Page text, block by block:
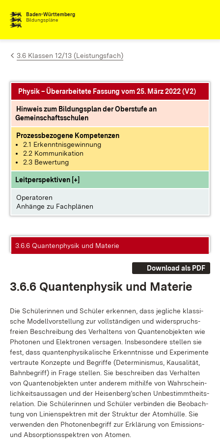
Zum Inhalt springen
Baden-Württemberg
Bildungspläne
3.6 Klassen 12/13 (Leistungsfach)
Physik – Überarbeitete Fassung vom 25. März 2022 (V2)
Hinweis zum Bildungsplan der Oberstufe an
Gemeinschaftsschulen
Prozessbezogene Kompetenzen
2.1 Erkenntnisgewinnung
2.2 Kommunikation
2.3 Bewertung
Leitperspektiven [+]
Operatoren
Anhänge zu Fachplänen
3.6.6 Quantenphysik und Materie
Download als PDF
3.6.6 Quan­ten­phy­sik und Ma­te­rie
Die Schü­le­rin­nen und Schü­ler er­ken­nen, dass jeg­li­che klas­si­
sche Mo­dell­vor­stel­lung zur voll­stän­di­gen und wi­der­spruchs­
frei­en Be­schrei­bung des Ver­hal­tens von Quan­ten­ob­jek­ten wie
Pho­to­nen und Elek­tro­nen ver­sa­gen. Ins­be­son­de­re stel­len sie
fest, dass quan­ten­phy­si­ka­li­sche Er­kennt­nis­se und Ex­pe­ri­men­te
ver­trau­te Kon­zep­te und Be­grif­fe (De­ter­mi­nis­mus, Kau­sa­li­tät,
Bahn­be­griff) in Fra­ge stel­len. Sie be­schrei­ben das Ver­hal­ten
von Quan­ten­ob­jek­ten un­ter an­de­rem mit­hil­fe von Wahr­schein­
lich­keits­aus­sa­gen und der Hei­sen­ber­g’schen Un­be­stimmt­heits­
re­la­ti­on. Die Schü­le­rin­nen und Schü­ler ver­bin­den die Be­ob­ach­
tung von Li­ni­en­spek­tren mit der Struk­tur der Atom­hül­le. Sie
ver­wen­den den Pho­to­nen­be­griff zur Er­klä­rung von Emis­si­ons-
und Ab­sorp­ti­ons­spek­tren von Ato­men.